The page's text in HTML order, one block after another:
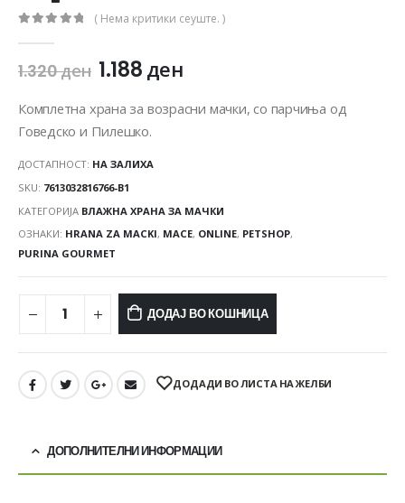
( Нема критики сеуште. )
1.320ден 1.188ден
Комплетна храна за возрасни мачки, со парчиња од
Говедско и Пилешко.
ДОСТАПНОСТ: НА ЗАЛИХА
SKU: 7613032816766-B1
КАТЕГОРИЈА ВЛАЖНА ХРАНА ЗА МАЧКИ
ОЗНАКИ: HRANA ZA MACKI, MACE, ONLINE, PETSHOP,
PURINA GOURMET
ДОДАЈ ВО КОШНИЦА
ДОДАДИ ВО ЛИСТА НА ЖЕЛБИ
ДОПОЛНИТЕЛНИ ИНФОРМАЦИИ